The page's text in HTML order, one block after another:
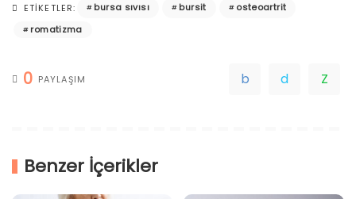
ETIKETLER: bursa sıvısı bursit
osteoartrit
romatizma
0 PAYLAŞIM
Benzer İçerikler